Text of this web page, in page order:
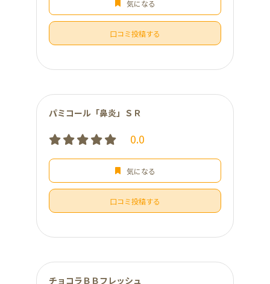
気になる
口コミ投稿する
パミコール「鼻炎」ＳＲ
0.0
気になる
口コミ投稿する
チョコラＢＢフレッシュ